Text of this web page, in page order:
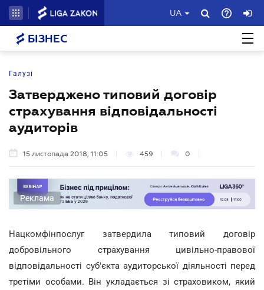
UA
БІЗНЕС
Галузі
Затверджено типовий договір
страхування відповідальності
аудиторів
15 листопада 2018, 11:05 459 0
Реклама
Нацкомфінпослуг затвердила типовий договір
добровільного страхування цивільно-правової
відповідальності суб'єкта аудиторської діяльності перед
третіми особами. Він укладається зі страховиком, який